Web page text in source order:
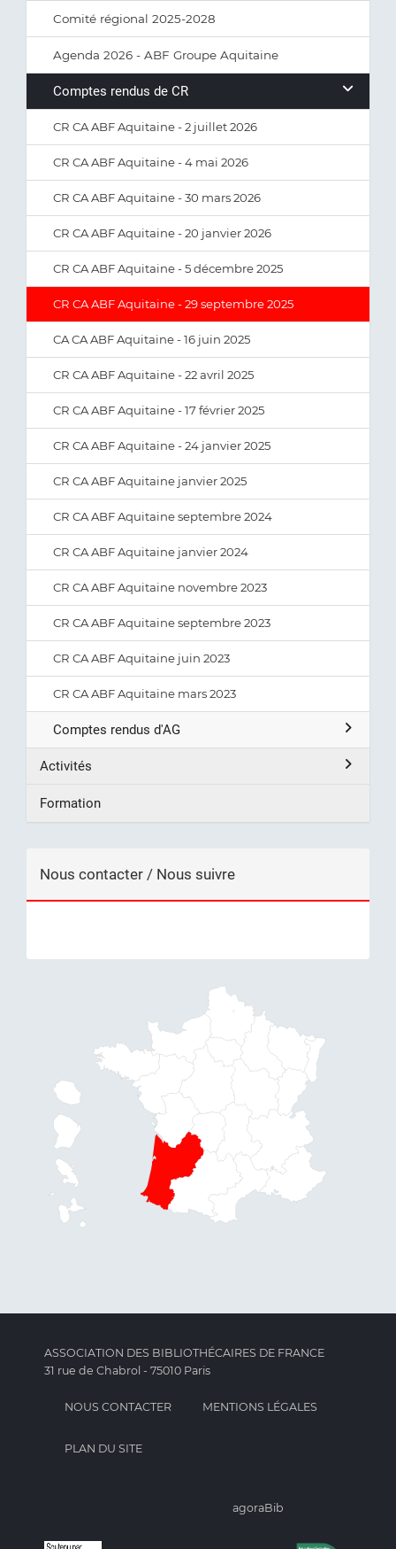
Comité régional 2025-2028
Agenda 2026 - ABF Groupe Aquitaine
Comptes rendus de CR
CR CA ABF Aquitaine - 2 juillet 2026
CR CA ABF Aquitaine - 4 mai 2026
CR CA ABF Aquitaine - 30 mars 2026
CR CA ABF Aquitaine - 20 janvier 2026
CR CA ABF Aquitaine - 5 décembre 2025
CR CA ABF Aquitaine - 29 septembre 2025
CA CA ABF Aquitaine - 16 juin 2025
CR CA ABF Aquitaine - 22 avril 2025
CR CA ABF Aquitaine - 17 février 2025
CR CA ABF Aquitaine - 24 janvier 2025
CR CA ABF Aquitaine janvier 2025
CR CA ABF Aquitaine septembre 2024
CR CA ABF Aquitaine janvier 2024
CR CA ABF Aquitaine novembre 2023
CR CA ABF Aquitaine septembre 2023
CR CA ABF Aquitaine juin 2023
CR CA ABF Aquitaine mars 2023
Comptes rendus d'AG
Activités
Formation
Nous contacter / Nous suivre
ASSOCIATION DES BIBLIOTHÉCAIRES DE FRANCE
31 rue de Chabrol - 75010 Paris
NOUS CONTACTER MENTIONS LÉGALES
PLAN DU SITE
agoraBib